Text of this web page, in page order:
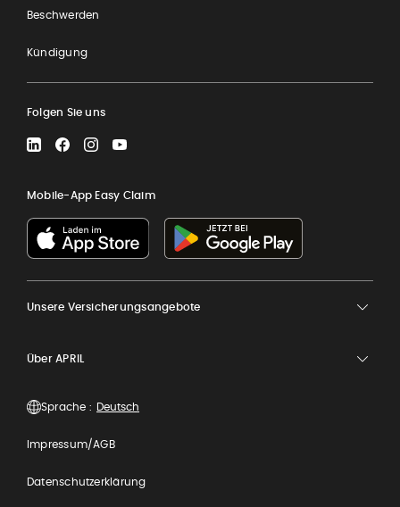
Beschwerden
Kündigung
Folgen Sie uns
LinkedInFacebookInstagramYouTube
Mobile-App Easy Claim
Unsere Versicherungsangebote
Über APRIL
Sprache :
Impressum/AGB
Datenschutzerklärung